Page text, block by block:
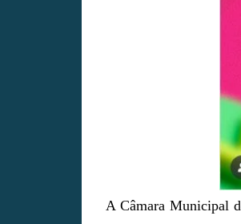
A Câmara Municipal